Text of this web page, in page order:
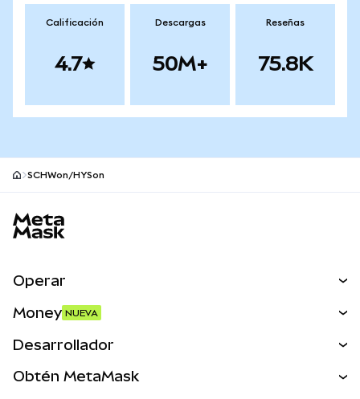
Calificación
4.7
Descargas
50M+
Reseñas
75.8K
SCHWon/HYSon
Operar
Activos del mundo real
Money NUEVA
Desarrollador
Obtén MetaMask